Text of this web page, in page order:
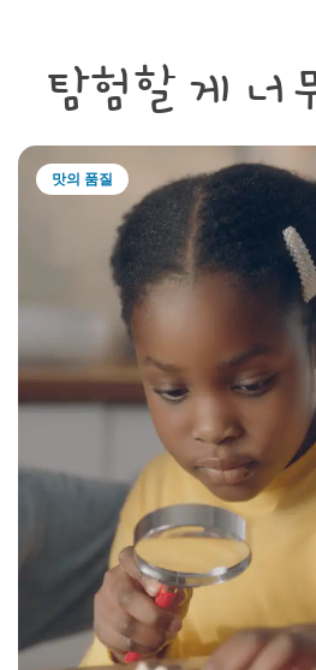
탐험할 게 너
맛의 품질